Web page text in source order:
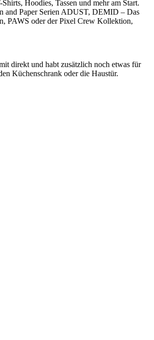
Hoodies, Tassen und mehr am Start.
and Paper Serien ADUST, DEMID – Das
PAWS oder der Pixel Crew Kollektion,
direkt und habt zusätzlich noch etwas für
Küchenschrank oder die Haustür.